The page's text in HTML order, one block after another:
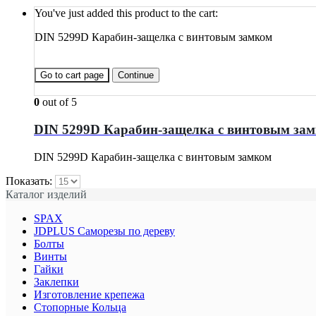
You've just added this product to the cart:
DIN 5299D Карабин-защелка с винтовым замком
Go to cart page Continue
0 out of 5
DIN 5299D Карабин-защелка с винтовым
DIN 5299D Карабин-защелка с винтовым замком
Показать:
Каталог изделий
SPAX
JDPLUS Саморезы по дереву
Болты
Винты
Гайки
Заклепки
Изготовление крепежа
Стопорные Кольца